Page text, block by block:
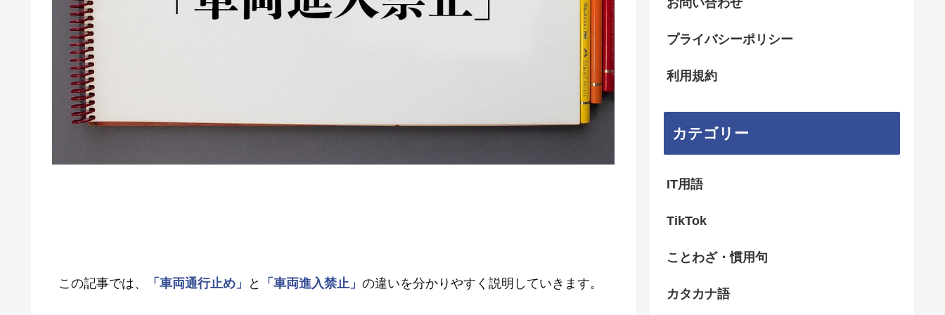
この記事では、 「車両通行止め」 と 「車両進入禁止」 の違いを分かりやすく説明していきます。
プライバシーポリシー
利用規約
カテゴリー
IT用語
TikTok
ことわざ・慣用句
カタカナ語